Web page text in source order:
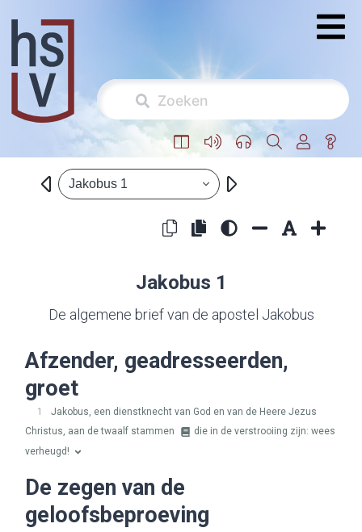
Jakobus 1
Jakobus 1
De algemene brief van de apostel Jakobus
Afzender, geadresseerden,
groet
1
Jakobus, een dienstknecht van God en van de Heere Jezus
Christus, aan de twaalf stammen
die in de verstrooiing zijn: wees
verheugd!
De zegen van de
geloofsbeproeving